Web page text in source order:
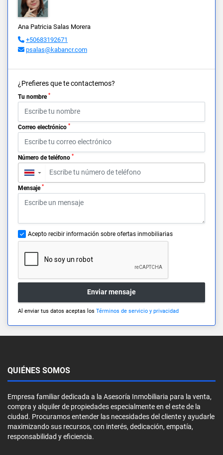
Ana Patricia Salas Morera
+50683192671
psalas@kabancr.com
¿Prefieres que te contactemos?
Tu nombre *
Correo electrónico *
Número de teléfono *
▼
Mensaje *
Acepto recibir información sobre ofertas inmobiliarias
Enviar mensaje
Al enviar tus datos aceptas los Términos de servicio y privacidad
QUIÉNES SOMOS
Empresa familiar dedicada a la Asesoría Inmobiliaria para la venta,
compra y alquiler de propiedades especialmente en el este de la
ciudad. Procuramos entender las necesidades del cliente y ayudarle
maximizando sus recursos, con interés, dedicación, empatía,
responsabilidad y eficiencia.